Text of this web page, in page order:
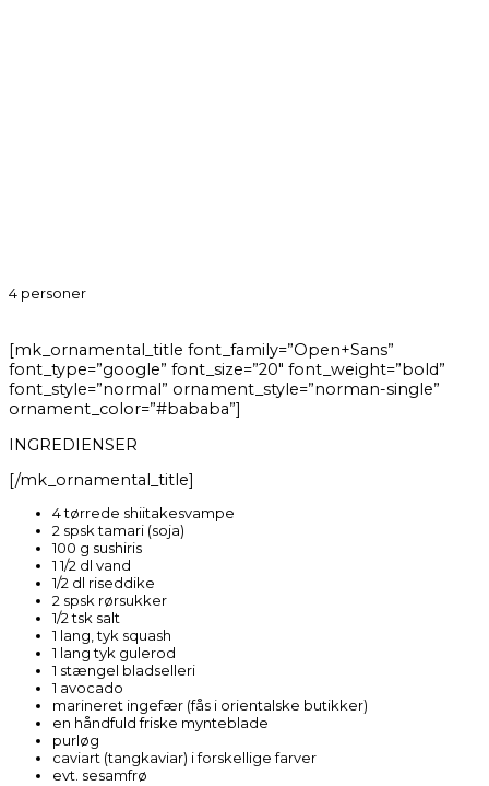
4 personer
[mk_ornamental_title font_family=”Open+Sans”
font_type=”google” font_size=”20″ font_weight=”bold”
font_style=”normal” ornament_style=”norman-single”
ornament_color=”#bababa”]
INGREDIENSER
[/mk_ornamental_title]
4 tørrede shiitakesvampe
2 spsk tamari (soja)
100 g sushiris
1 1/2 dl vand
1/2 dl riseddike
2 spsk rørsukker
1/2 tsk salt
1 lang, tyk squash
1 lang tyk gulerod
1 stængel bladselleri
1 avocado
marineret ingefær (fås i orientalske butikker)
en håndfuld friske mynteblade
purløg
caviart (tangkaviar) i forskellige farver
evt. sesamfrø